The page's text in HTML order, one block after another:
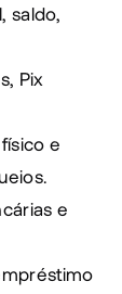
saldo,
Pix
e
e